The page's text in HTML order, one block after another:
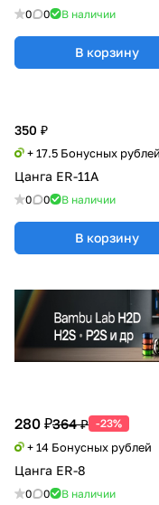
0 0 В наличии
В корзину
350 ₽
+ 17.5 Бонусных рублей
Цанга ER-11A
0 0 В наличии
В корзину
280 ₽364 ₽ -23%
+ 14 Бонусных рублей
Цанга ER-8
0 0 В наличии